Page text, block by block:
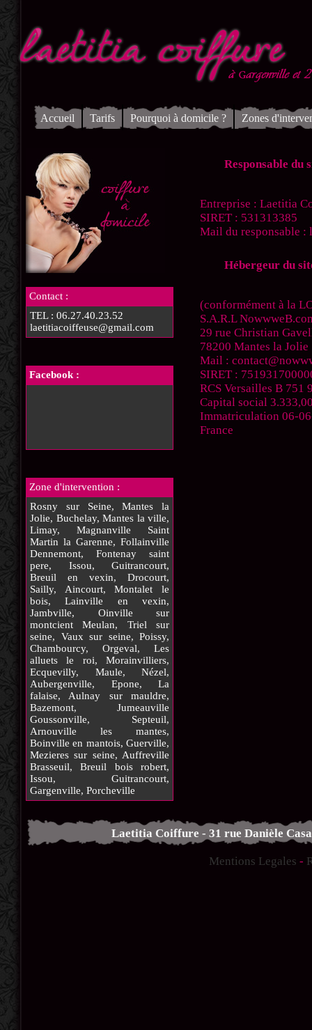
Accueil Tarifs Pourquoi à domicile ? Zones
Contact :
TEL : 06.27.40.23.52
laetitiacoiffeuse@gmail.com
Facebook :
Zone d'intervention :
Rosny sur Seine, Mantes la
Jolie, Buchelay, Mantes la ville,
Limay, Magnanville Saint
Martin la Garenne, Follainville
Dennemont, Fontenay saint
pere, Issou, Guitrancourt,
Breuil en vexin, Drocourt,
Sailly, Aincourt, Montalet le
bois, Lainville en vexin,
Jambville, Oinville sur
montcient Meulan, Triel sur
seine, Vaux sur seine, Poissy,
Chambourcy, Orgeval, Les
alluets le roi, Morainvilliers,
Ecquevilly, Maule, Nézel,
Aubergenville, Epone, La
falaise, Aulnay sur mauldre,
Bazemont, Jumeauville
Goussonville, Septeuil,
Arnouville les mantes,
Boinville en mantois, Guerville,
Mezieres sur seine, Auffreville
Brasseuil, Breuil bois robert,
Issou, Guitrancourt,
Gargenville, Porcheville
Responsable du
Entreprise : Laetitia
SIRET : 531313385
Mail du responsable
Hébergeur du
(conformément à la
S.A.R.L
29 rue Christian
78200 Mantes la Jolie
Mail :
SIRET :
RCS Versailles B 751
Capital social
Immatriculation 06-
France
Laetitia Coiffure - 31 rue Danièle
Mentions Legales -